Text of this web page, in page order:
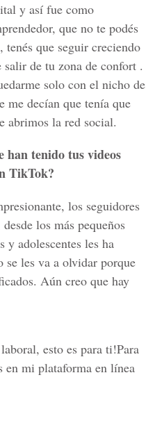
y así fue como
que no te podés
tenés que seguir creciendo
de tu zona de confort .
solo con el nicho de
me decían que tenía que
abrimos la red social.
han tenido tus videos
TikTok?
los seguidores
los más pequeños
y adolescentes les ha
se les va a olvidar porque
Aún creo que hay
esto es para ti!Para
en mi plataforma en línea